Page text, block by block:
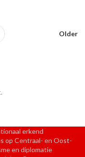
Older
erkend
op Centraal- en Oost-
en diplomatie